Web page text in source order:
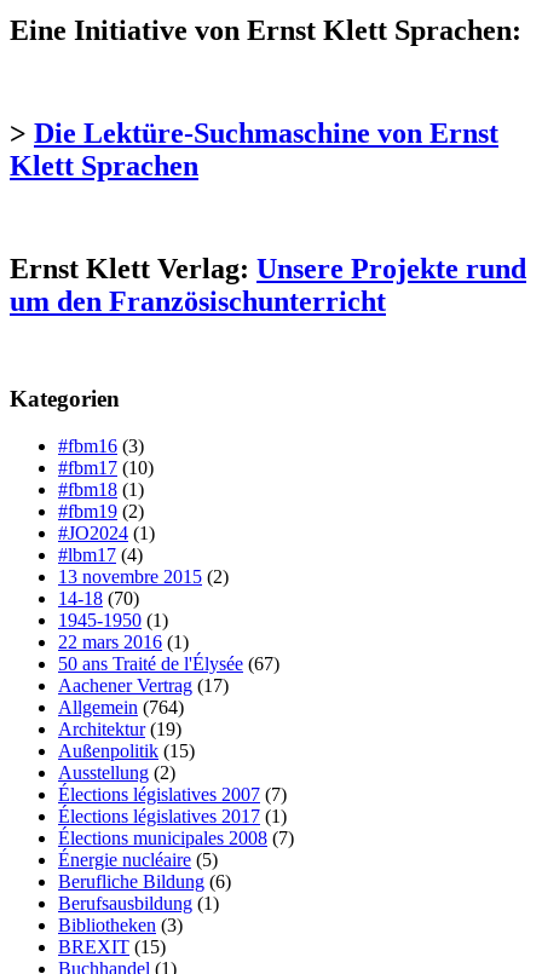
Eine Initiative von Ernst Klett Sprachen:
> Die Lektüre-Suchmaschine von Ernst
Klett Sprachen
Ernst Klett Verlag: Unsere Projekte rund
um den Französischunterricht
Kategorien
#fbm16 (3)
#fbm17 (10)
#fbm18 (1)
#fbm19 (2)
#JO2024 (1)
#lbm17 (4)
13 novembre 2015 (2)
14-18 (70)
1945-1950 (1)
22 mars 2016 (1)
50 ans Traité de l'Élysée (67)
Aachener Vertrag (17)
Allgemein (764)
Architektur(19)
Außenpolitik (15)
Ausstellung (2)
Élections législatives 2007 (7)
Élections législatives 2017 (1)
Élections municipales 2008 (7)
Énergie nucléaire (5)
Berufliche Bildung (6)
Berufsausbildung (1)
Bibliotheken (3)
BREXIT (15)
Buchhandel (1)